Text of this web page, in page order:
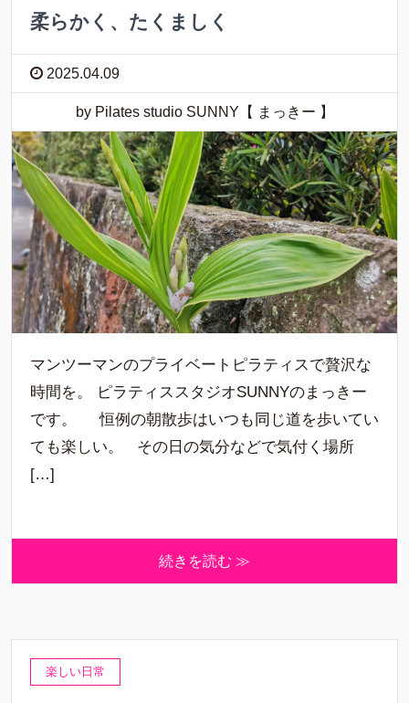
柔らかく、たくましく
2025.04.09
by Pilates studio SUNNY【 まっきー 】
マンツーマンのプライベートピラティスで贅沢な
時間を。 ピラティススタジオSUNNYのまっきー
です。 恒例の朝散歩はいつも同じ道を歩いてい
ても楽しい。 その日の気分などで気付く場所
[…]
続きを読む ≫
楽しい日常